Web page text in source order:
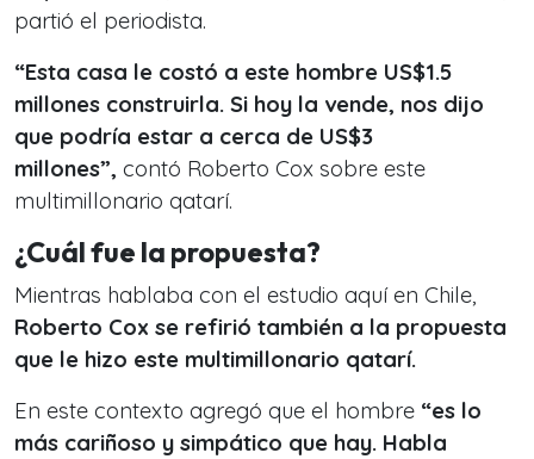
partió el periodista.
“Esta casa le costó a este hombre US$1.5
millones construirla. Si hoy la vende, nos dijo
que podría estar a cerca de US$3
millones”, contó Roberto Cox sobre este
multimillonario qatarí.
¿Cuál fue la propuesta?
Mientras hablaba con el estudio aquí en Chile,
Roberto Cox se refirió también a la propuesta
que le hizo este multimillonario qatarí.
En este contexto agregó que el hombre “es lo
más cariñoso y simpático que hay. Habla